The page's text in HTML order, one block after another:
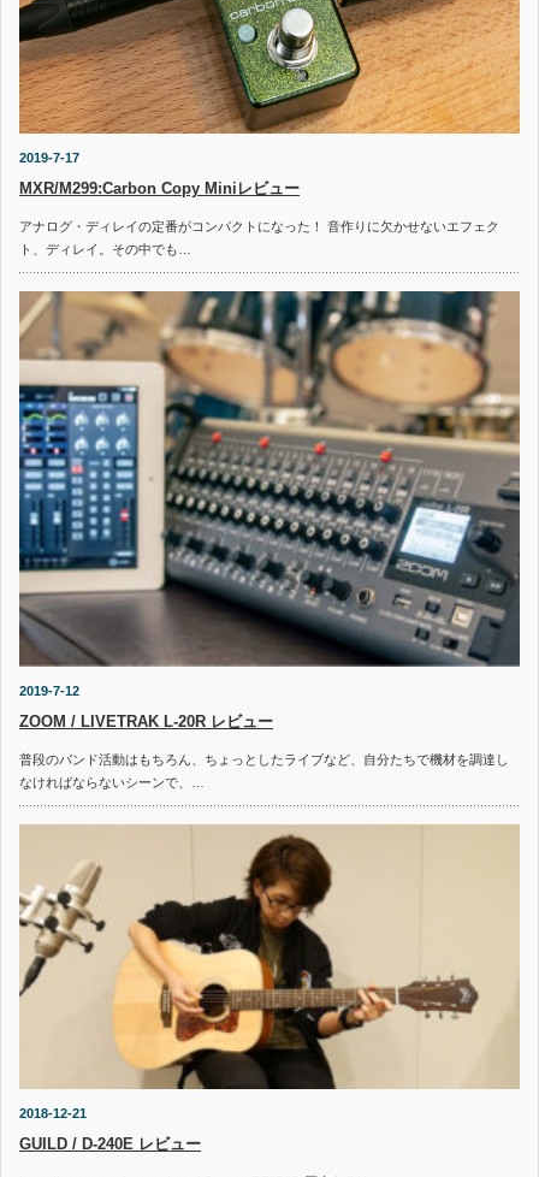
2019-7-17
MXR/M299:Carbon Copy Miniレビュー
アナログ・ディレイの定番がコンパクトになった！ 音作りに欠かせないエフェク
ト、ディレイ。その中でも…
2019-7-12
ZOOM / LIVETRAK L-20R レビュー
普段のバンド活動はもちろん、ちょっとしたライブなど、自分たちで機材を調達し
なければならないシーンで、…
2018-12-21
GUILD / D-240E レビュー